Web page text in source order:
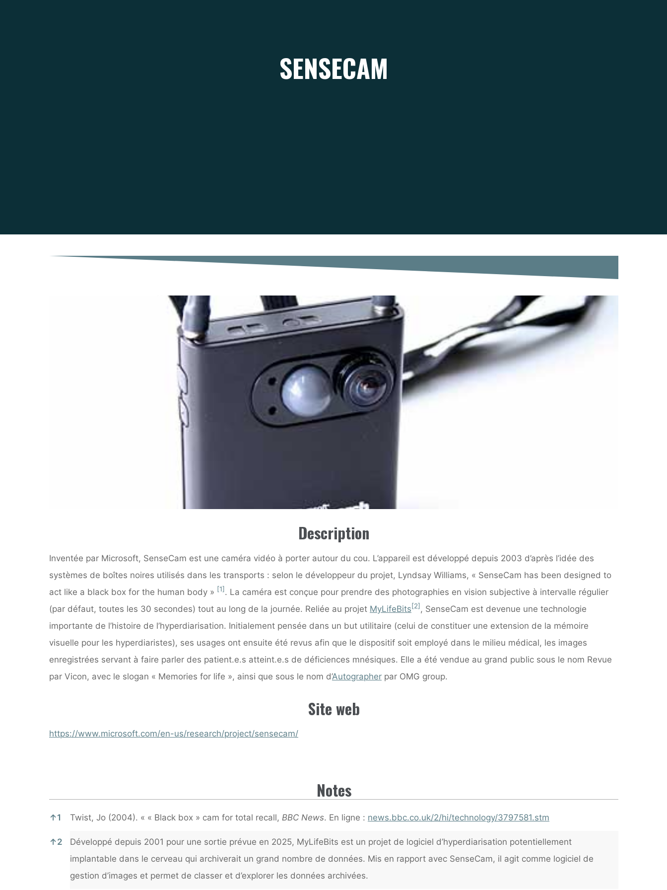
SENSECAM
Description
Inventée par Microsoft, SenseCam est une caméra vidéo à porter autour du cou. L’appareil est développé depuis 2003 d’après l’idée des
systèmes de boîtes noires utilisés dans les transports : selon le développeur du projet, Lyndsay Williams, « SenseCam has been designed to
act like a black box for the human body » [1]. La caméra est conçue pour prendre des photographies en vision subjective à intervalle régulier
(par défaut, toutes les 30 secondes) tout au long de la journée. Reliée au projet MyLifeBits[2], SenseCam est devenue une technologie
importante de l’histoire de l’hyperdiarisation. Initialement pensée dans un but utilitaire (celui de constituer une extension de la mémoire
visuelle pour les hyperdiaristes), ses usages ont ensuite été revus afin que le dispositif soit employé dans le milieu médical, les images
enregistrées servant à faire parler des patient.e.s atteint.e.s de déficiences mnésiques. Elle a été vendue au grand public sous le nom Revue
par Vicon, avec le slogan « Memories for life », ainsi que sous le nom d’Autographerpar OMG group.
Site web
https://www.microsoft.com/en-us/research/project/sensecam/
Notes
Notes
↑1 Twist, Jo (2004). « « Black box » cam for total recall, BBC News. En ligne : news.bbc.co.uk/2/hi/technology/3797581.stm
↑2
Développé depuis 2001 pour une sortie prévue en 2025, MyLifeBits est un projet de logiciel d’hyperdiarisation potentiellement
implantable dans le cerveau qui archiverait un grand nombre de données. Mis en rapport avec SenseCam, il agit comme logiciel de
gestion d’images et permet de classer et d’explorer les données archivées.